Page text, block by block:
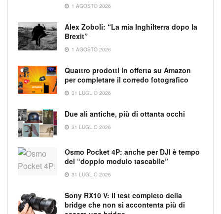
1 AGOSTO 2026
Alex Zoboli: “La mia Inghilterra dopo la
Brexit”
1 AGOSTO 2026
Quattro prodotti in offerta su Amazon
per completare il corredo fotografico
31 LUGLIO 2026
Due ali antiche, più di ottanta occhi
31 LUGLIO 2026
Osmo Pocket 4P: anche per DJI è tempo
del “doppio modulo tascabile”
31 LUGLIO 2026
Sony RX10 V: il test completo della
bridge che non si accontenta più di